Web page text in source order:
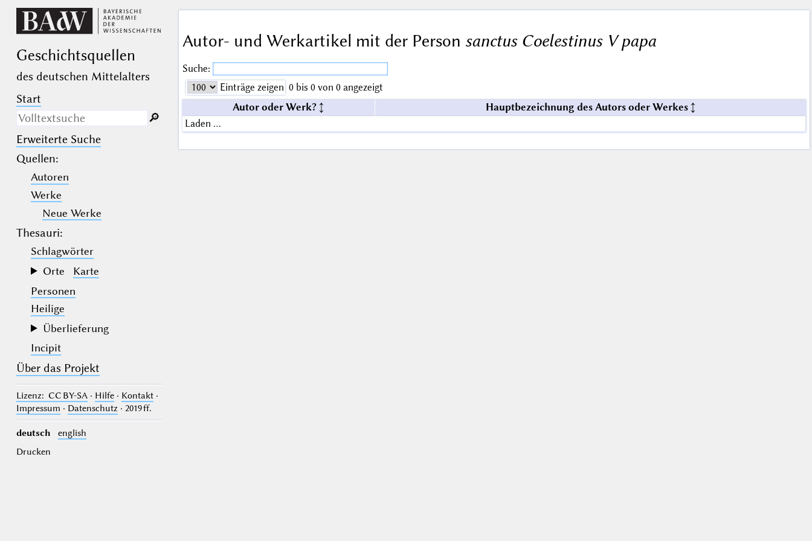
Geschichts­quellen
des deutschen Mittelalters
Start
Nur in Beschreibungs­texten
suchen
(der Unterstrich) ist Platzhalter für
genau ein Zeichen.
(das Prozentzeichen) ist Platzhalter
für kein, ein oder mehr als ein
Zeichen.
🔎︎
Erweiterte Suche
Quellen:
Autoren
Werke
Neue Werke
Thesauri:
Schlagwörter
Orte
Karte
Personen
Heilige
Überlieferung
Incipit
Über das Projekt
Lizenz: CC BY-SA· Hilfe· Kontakt·
Impressum · Datenschutz· 2019 ff.
deutsch
english
Drucken
Autor- und Werkartikel mit der Person sanctus Coelestinus V papa
Suche:
Einträge zeigen 0 bis 0 von 0 angezeigt
Autor oder Werk?
Hauptbezeichnung des Autors oder Werkes
Laden …